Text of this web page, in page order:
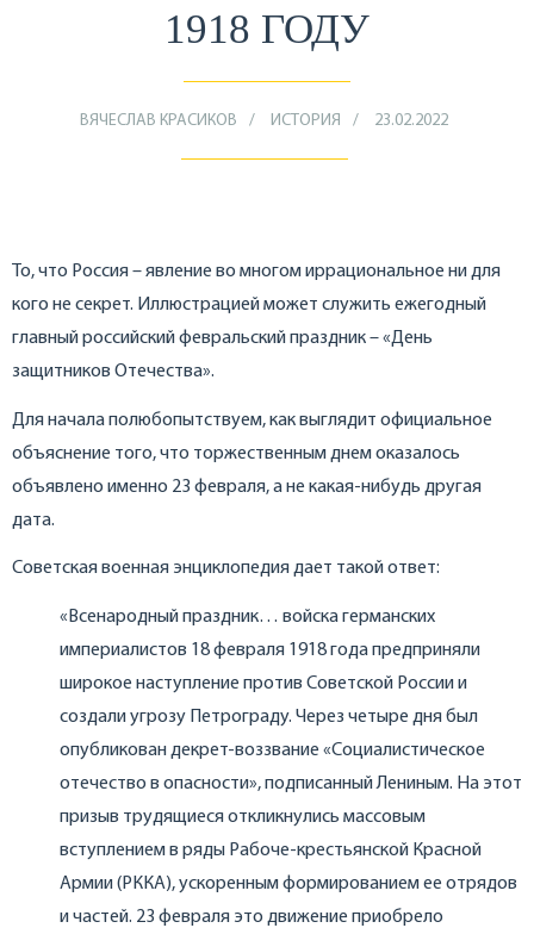
1918 ГОДУ
ВЯЧЕСЛАВ КРАСИКОВ ИСТОРИЯ 23.02.2022
То, что Россия – явление во многом иррациональное ни для
кого не секрет. Иллюстрацией может служить ежегодный
главный российский февральский праздник – «День
защитников Отечества».
Для начала полюбопытствуем, как выглядит официальное
объяснение того, что торжественным днем оказалось
объявлено именно 23 февраля, а не какая-нибудь другая
дата.
Советская военная энциклопедия дает такой ответ:
«Всенародный праздник… войска германских
империалистов 18 февраля 1918 года предприняли
широкое наступление против Советской России и
создали угрозу Петрограду. Через четыре дня был
опубликован декрет-воззвание «Социалистическое
отечество в опасности», подписанный Лениным. На этот
призыв трудящиеся откликнулись массовым
вступлением в ряды Рабоче-крестьянской Красной
Армии (РККА), ускоренным формированием ее отрядов
и частей. 23 февраля это движение приобрело